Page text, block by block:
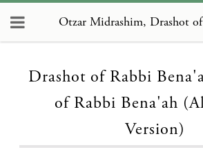
Drashot of Rabbi
of Rabbi Bena'ah
Version)